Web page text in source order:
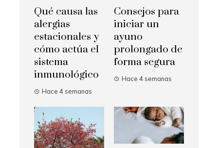
Qué causa las
alergias
estacionales y
cómo actúa el
sistema
inmunológico
Hace 4 semanas
Consejos para
iniciar un
ayuno
prolongado de
forma segura
Hace 4 semanas